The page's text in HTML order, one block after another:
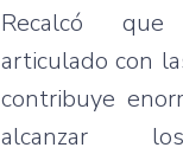
Recalcó
articulado con
contribuye
alcanzar